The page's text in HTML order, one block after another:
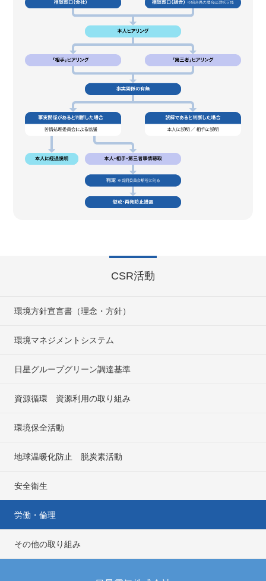
CSR活動
環境方針宣言書（理念・方針）
環境マネジメントシステム
日星グループグリーン調達基準
資源循環 資源利用の取り組み
環境保全活動
地球温暖化防止 脱炭素活動
安全衛生
労働・倫理
その他の取り組み